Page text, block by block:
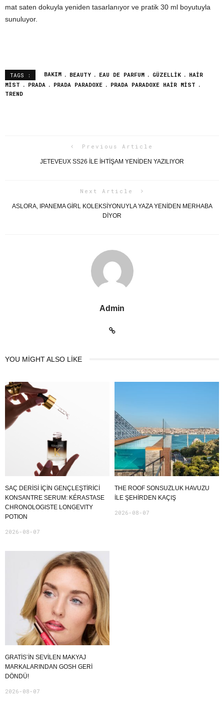
mat saten dokuyla yeniden tasarlanıyor ve pratik 30 ml boyutuyla
sunuluyor.
TAGS : BAKIM BEAUTY EAU DE PARFUM GÜZELLIK
HAIR
MIST
PRADA PRADA PARADOXE
PRADA PARADOXE HAIR MIST
TREND
Previous Article
JETEVEUX SS26 ILE İHTIŞAM YENIDEN YAZILIYOR
Next Article
ASLORA, IPANEMA GIRL KOLEKSIYONUYLA YAZA YENIDEN MERHABA
DIYOR
Admin
YOU MIGHT ALSO LIKE
SAÇ DERİSİ İÇİN GENÇLEŞTİRİCİ
KONSANTRE SERUM: KÉRASTASE
CHRONOLOGISTE LONGEVITY
POTION
2026-08-07
THE ROOF SONSUZLUK HAVUZU
ILE ŞEHIRDEN KAÇIŞ
2026-08-07
GRATIS’IN SEVILEN MAKYAJ
MARKALARINDAN GOSH GERI
DÖNDÜ!
2026-08-07